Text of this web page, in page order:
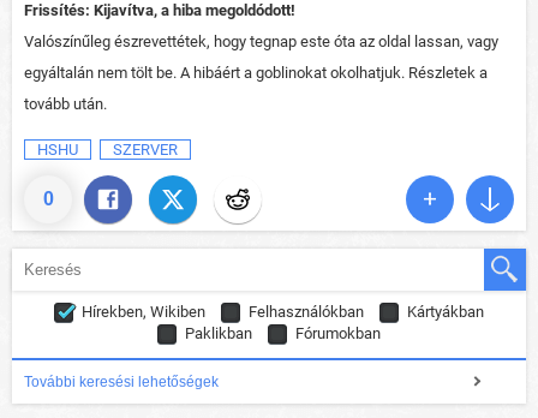
0
Frissítés: Kijavítva, a hiba megoldódott!
Valószínűleg észrevettétek, hogy tegnap este óta az oldal lassan, vagy
egyáltalán nem tölt be. A hibáért a goblinokat okolhatjuk. Részletek a
tovább után.
HSHU SZERVER
Hírekben, Wikiben Felhasználókban
Kártyákban
Paklikban
Fórumokban
További keresési lehetőségek